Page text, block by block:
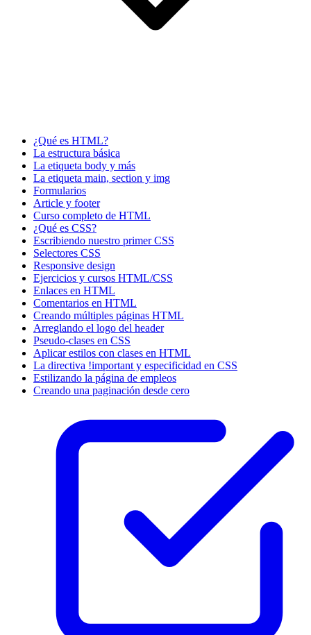
¿Qué es HTML?
La estructura básica
La etiqueta body y más
La etiqueta main, section y img
Formularios
Article y footer
Curso completo de HTML
¿Qué es CSS?
Escribiendo nuestro primer CSS
Selectores CSS
Responsive design
Ejercicios y cursos HTML/CSS
Enlaces en HTML
Comentarios en HTML
Creando múltiples páginas HTML
Arreglando el logo del header
Pseudo-clases en CSS
Aplicar estilos con clases en HTML
La directiva !important y especificidad en CSS
Estilizando la página de empleos
Creando una paginación desde cero